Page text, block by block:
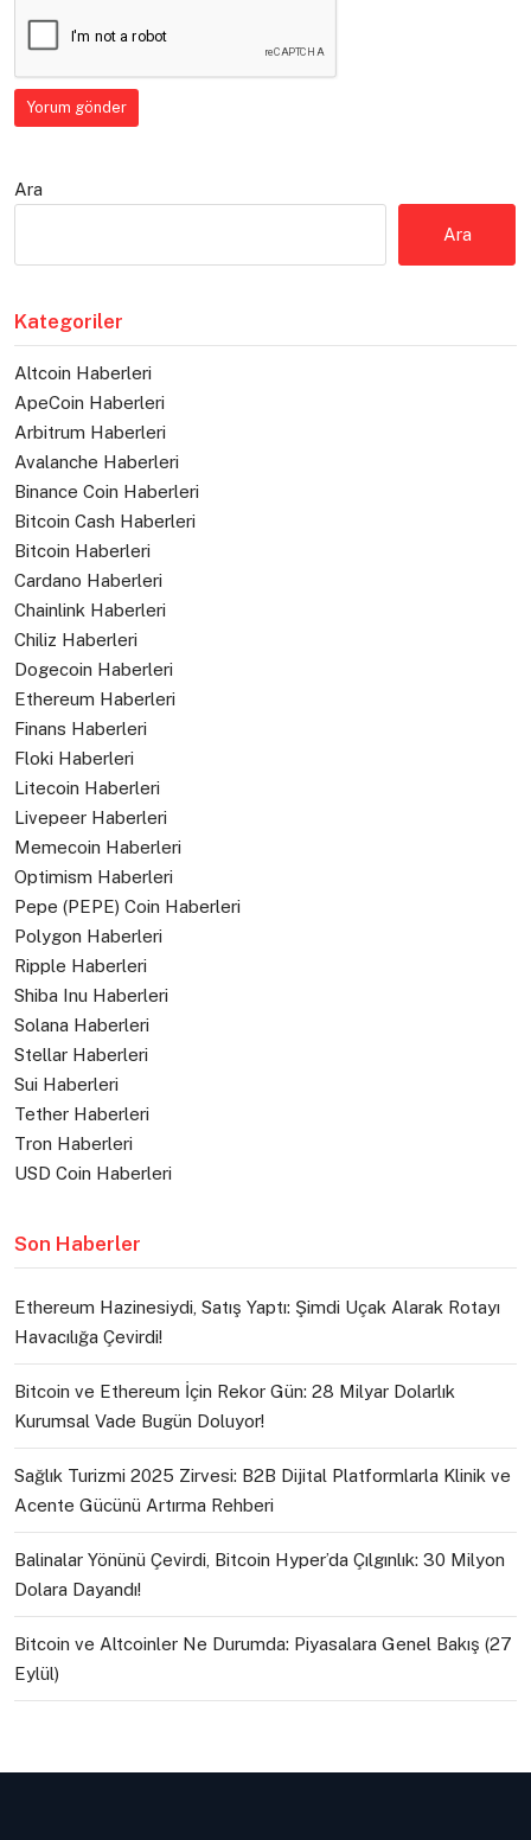
Ara
Ara
Kategoriler
Altcoin Haberleri
ApeCoin Haberleri
Arbitrum Haberleri
Avalanche Haberleri
Binance Coin Haberleri
Bitcoin Cash Haberleri
Bitcoin Haberleri
Cardano Haberleri
Chainlink Haberleri
Chiliz Haberleri
Dogecoin Haberleri
Ethereum Haberleri
Finans Haberleri
Floki Haberleri
Litecoin Haberleri
Livepeer Haberleri
Memecoin Haberleri
Optimism Haberleri
Pepe (PEPE) Coin Haberleri
Polygon Haberleri
Ripple Haberleri
Shiba Inu Haberleri
Solana Haberleri
Stellar Haberleri
Sui Haberleri
Tether Haberleri
Tron Haberleri
USD Coin Haberleri
Son Haberler
Ethereum Hazinesiydi, Satış Yaptı: Şimdi Uçak Alarak Rotayı
Havacılığa Çevirdi!
Bitcoin ve Ethereum İçin Rekor Gün: 28 Milyar Dolarlık
Kurumsal Vade Bugün Doluyor!
Sağlık Turizmi 2025 Zirvesi: B2B Dijital Platformlarla Klinik ve
Acente Gücünü Artırma Rehberi
Balinalar Yönünü Çevirdi, Bitcoin Hyper’da Çılgınlık: 30 Milyon
Dolara Dayandı!
Bitcoin ve Altcoinler Ne Durumda: Piyasalara Genel Bakış (27
Eylül)